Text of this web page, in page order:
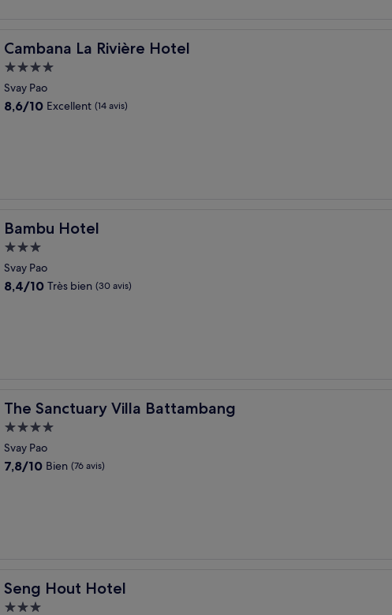
Cambana La Rivière Hotel
Cambana La Rivière Hotel
Hébergement
4.0 étoiles
Svay Pao
8.6
8,6/10 Excellent (14 avis)
Bambu Hotel
Bambu Hotel
Hébergement
3.0 étoiles
Svay Pao
8.4
8,4/10 Très bien (30 avis)
The Sanctuary Villa Battambang
The Sanctuary Villa Battambang
Hébergement
4.0 étoiles
Svay Pao
7.8
7,8/10 Bien (76 avis)
Seng Hout Hotel
Seng Hout Hotel
Hébergement